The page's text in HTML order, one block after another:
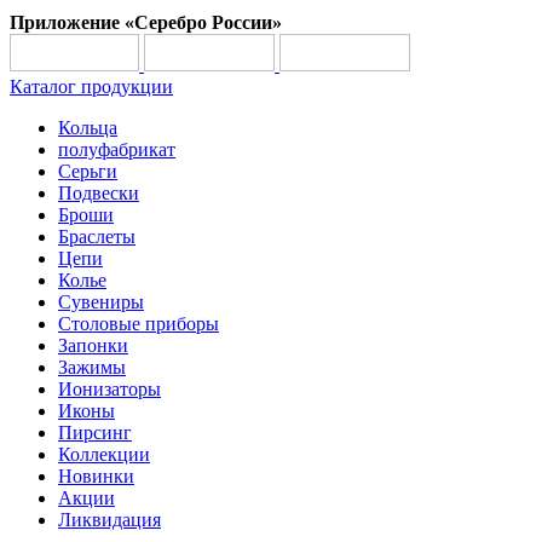
Приложение «Серебро России»
Каталог продукции
Кольца
полуфабрикат
Серьги
Подвески
Броши
Браслеты
Цепи
Колье
Сувениры
Столовые приборы
Запонки
Зажимы
Ионизаторы
Иконы
Пирсинг
Коллекции
Новинки
Акции
Ликвидация